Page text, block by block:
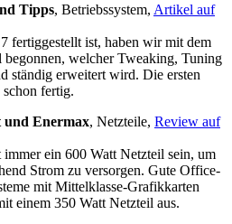
Tipps, Betriebssystem, Artikel auf
fertiggestellt ist, haben wir mit dem
begonnen, welcher Tweaking, Tuning
ständig erweitert wird. Die ersten
fertig.
und Enermax, Netzteile, Review auf
immer ein 600 Watt Netzteil sein, um
Strom zu versorgen. Gute Office-
mit Mittelklasse-Grafikkarten
einem 350 Watt Netzteil aus.